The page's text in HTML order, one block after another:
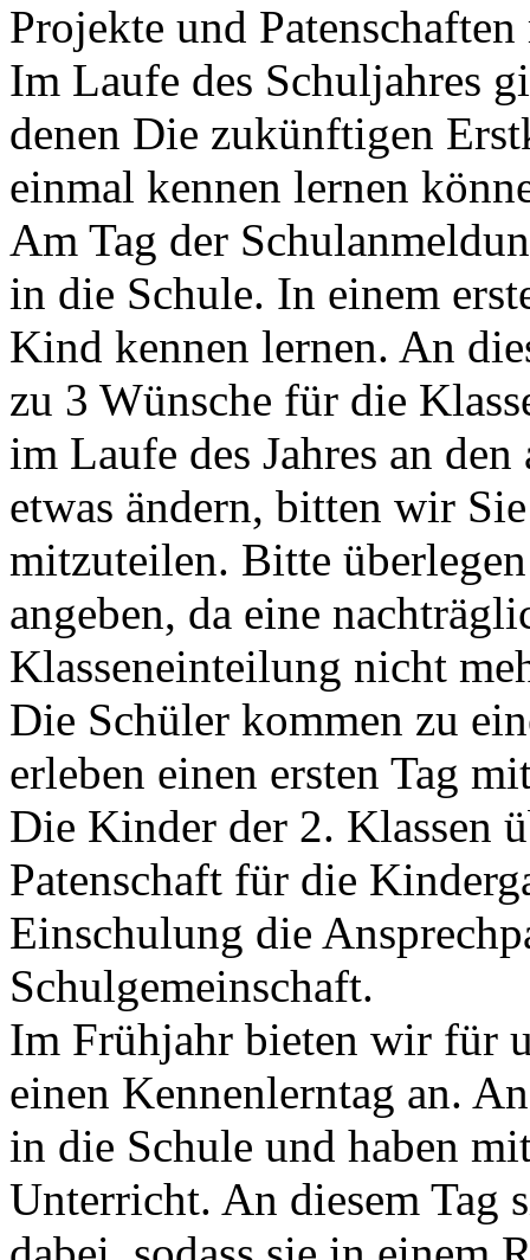
Projekte und
Im Laufe des Schuljahres
denen Die zukünftigen
einmal kennen lernen
Am Tag der
in die Schule. In einem
Kind kennen lernen. An
zu 3 Wünsche für die
im Laufe des Jahres an
etwas ändern, bitten wir
mitzuteilen. Bitte
angeben, da eine
Klasseneinteilung nicht
Die Schüler kommen zu
erleben einen ersten Tag
Die Kinder der 2. Klassen
Patenschaft für die
Einschulung die
Schulgemeinschaft.
Im Frühjahr bieten wir für
einen Kennenlerntag an.
in die Schule und haben
Unterricht. An diesem Tag